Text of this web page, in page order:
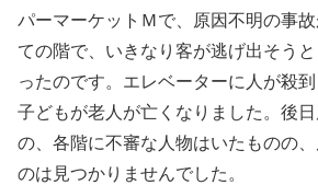
パーマーケットＭで、原因不明の事
ての階で、いきなり客が逃げ出そう
ったのです。エレベーターに人が殺
子どもが老人が亡くなりました。後
の、各階に不審な人物はいたものの
のは見つかりませんでした。